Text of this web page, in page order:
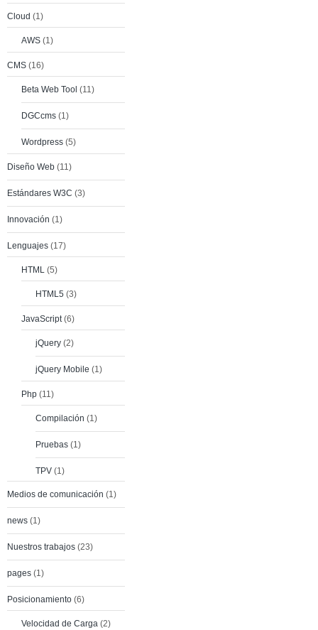
Cloud (1)
AWS (1)
CMS (16)
Beta Web Tool (11)
DGCcms (1)
Wordpress (5)
Diseño Web (11)
Estándares W3C (3)
Innovación (1)
Lenguajes (17)
HTML (5)
HTML5 (3)
JavaScript (6)
jQuery (2)
jQuery Mobile (1)
Php (11)
Compilación (1)
Pruebas (1)
TPV (1)
Medios de comunicación (1)
news (1)
Nuestros trabajos (23)
pages (1)
Posicionamiento (6)
Velocidad de Carga (2)